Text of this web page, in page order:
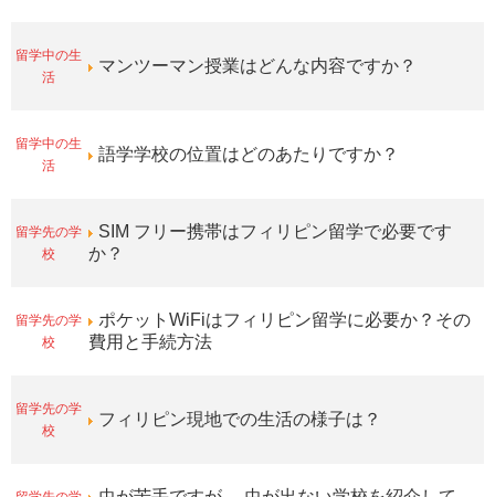
留学中の生
活
マンツーマン授業はどんな内容ですか？
留学中の生
活
語学学校の位置はどのあたりですか？
留学先の学
校
SIM フリー携帯はフィリピン留学で必要です
か？
留学先の学
校
ポケットWiFiはフィリピン留学に必要か？その
費用と手続方法
留学先の学
校
フィリピン現地での生活の様子は？